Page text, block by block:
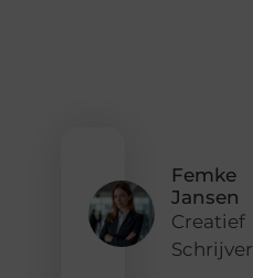
Femke
Jansen
Creatief
Schrijver